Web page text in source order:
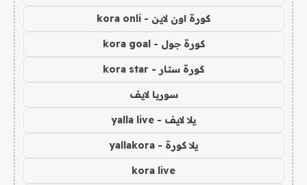
كورة اون لاين - kora onli
كورة جول - kora goal
كورة ستار - kora star
سوريا لايف
يلا لايف - yalla live
يلا كورة - yallakora
kora live